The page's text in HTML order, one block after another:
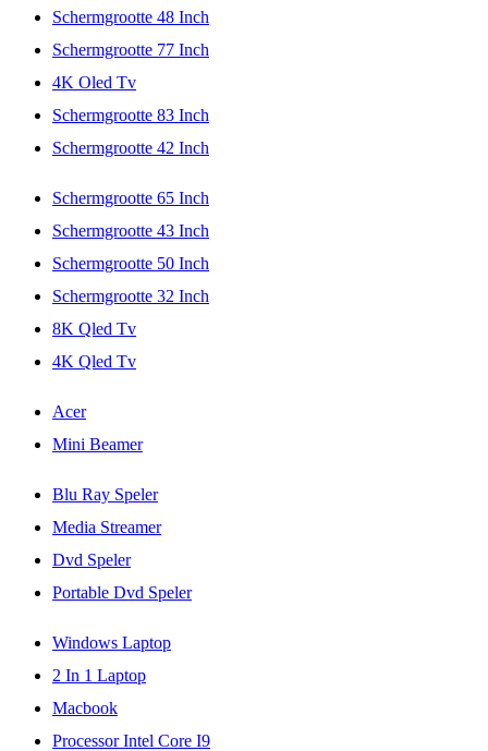
Schermgrootte 48 Inch
Schermgrootte 77 Inch
4K Oled Tv
Schermgrootte 83 Inch
Schermgrootte 42 Inch
Schermgrootte 65 Inch
Schermgrootte 43 Inch
Schermgrootte 50 Inch
Schermgrootte 32 Inch
8K Qled Tv
4K Qled Tv
Acer
Mini Beamer
Blu Ray Speler
Media Streamer
Dvd Speler
Portable Dvd Speler
Windows Laptop
2 In 1 Laptop
Macbook
Processor Intel Core I9